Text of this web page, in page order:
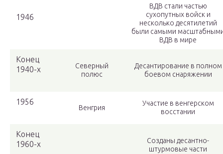
1946
ВДВ стали частью
сухопутных войск и
несколько десятилетий
были самыми
ВДВ в мире
Конец
1940-х
Северный
полюс
Десантирование в полном
боевом снаряжении
1956
Венгрия
Участие в венгерском
восстании
Конец
1960-х
Созданы десантно-
штурмовые части